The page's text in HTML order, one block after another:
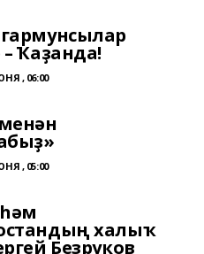
Ҡаҙанда!
, 06:00
, 05:00
халыҡ
Безруков